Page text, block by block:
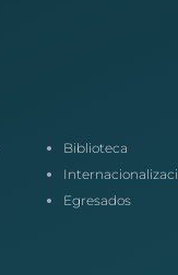
Biblioteca
Egresados